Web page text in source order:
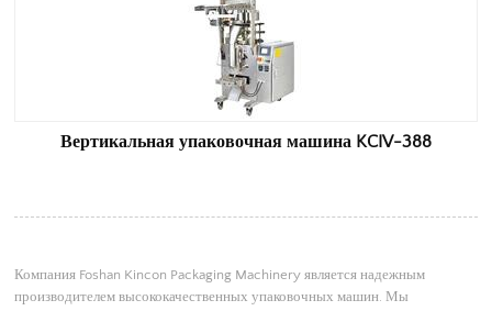
Вертикальная упаковочная машина KCIV-388
Компания Foshan Kincon Packaging Machinery является надежным
производителем высококачественных упаковочных машин. Мы